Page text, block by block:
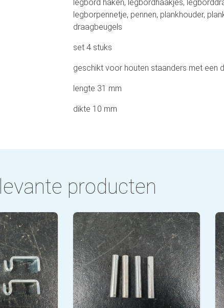
legbord haken, legbordhaakjes,
legborpennetje, pennen, plankhouder,
draagbeugels
set 4 stuks
geschikt voor houten staanders met een
lengte 31 mm
dikte 10 mm
producten